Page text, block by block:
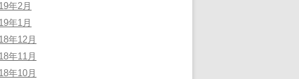
年2月
年1月
年12月
年11月
年10月